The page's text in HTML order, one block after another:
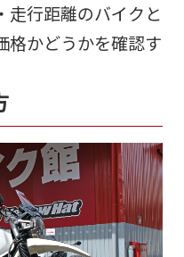
走行距離のバイクと
格かどうかを確認す